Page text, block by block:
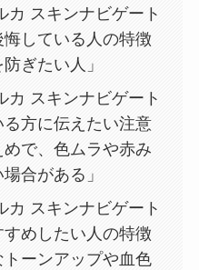
カ スキンナビゲート
している人の特徴
ぎたい人」
カ スキンナビゲート
方に伝えたい注意
で、色ムラや赤み
合がある」
カ スキンナビゲート
めしたい人の特徴
トーンアップや血色